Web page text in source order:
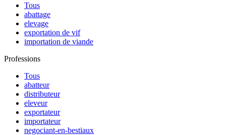
Tous
abattage
elevage
exportation de vif
importation de viande
Professions
Tous
abatteur
distributeur
eleveur
exportateur
importateur
negociant-en-bestiaux